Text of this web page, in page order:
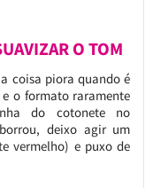
O TOM
coisa piora quando é
o formato raramente
do cotonete no
deixo agir um
vermelho) e puxo de